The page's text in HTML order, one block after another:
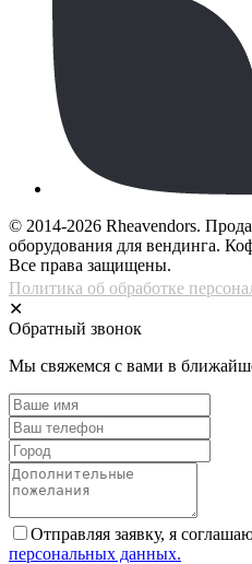
© 2014-2026 Rheavendors.
оборудования для вендинга.
Все права защищены.
Политика об обработке
✕
Обратный звонок
Мы свяжемся с вами в
Отправляя заявку, я
персональных данных.